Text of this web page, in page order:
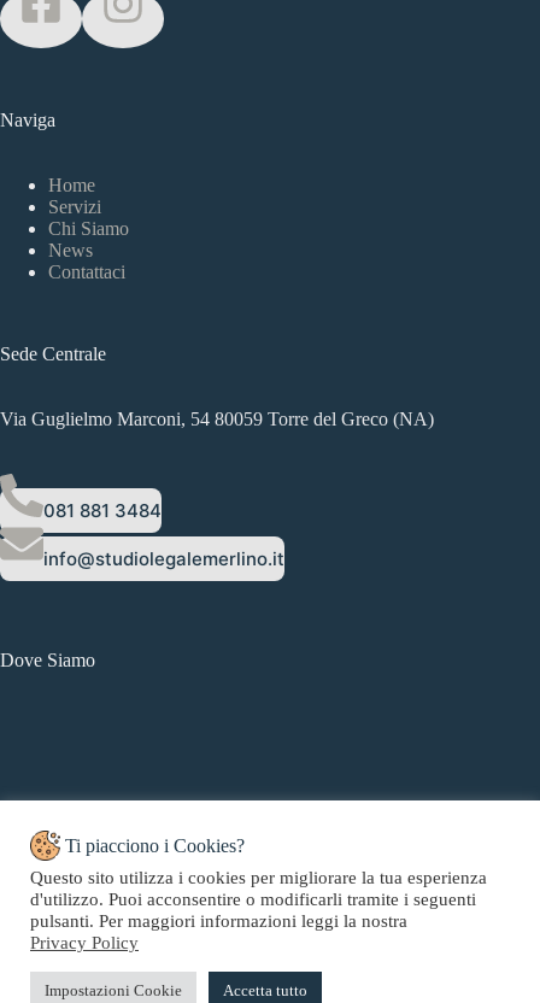
Naviga
Home
Servizi
Chi Siamo
News
Contattaci
Sede Centrale
Via Guglielmo Marconi, 54 80059 Torre del Greco (NA)
081 881 3484
info@studiolegalemerlino.it
Dove Siamo
Copyright © 2026 Studio Legale Merlino - Web Powered by
CMH.
Ti piacciono i Cookies?
Questo sito utilizza i cookies per migliorare la tua esperienza
d'utilizzo. Puoi acconsentire o modificarli tramite i seguenti
pulsanti. Per maggiori informazioni leggi la nostra
Privacy Policy
Impostazioni Cookie Accetta tutto